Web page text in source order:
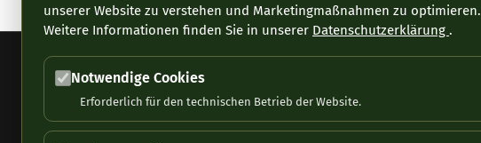
Abonnement
Disclaimer / Datenschutz /
unserer Website zu verstehen und Marketingmaßnahmen zu optimieren.
Weitere Informationen finden Sie in unserer Datenschutzerklärung .
Notwendige Cookies
Erforderlich für den technischen Betrieb der Website.